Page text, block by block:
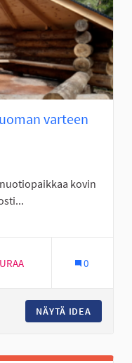
varteen
kovin
Seinäjoki
0
NÄYTÄ IDEA